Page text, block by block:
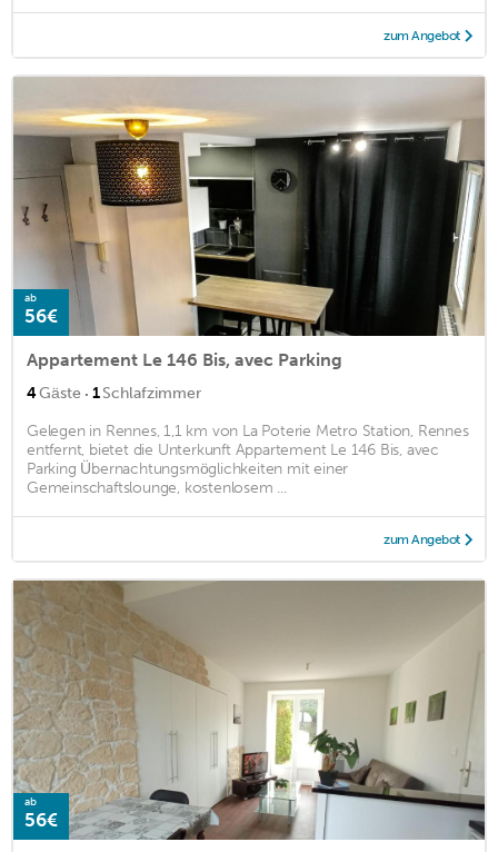
zum Angebot
ab
56€
Appartement Le 146 Bis, avec Parking
4Gäste · 1Schlafzimmer
Gelegen in Rennes, 1,1 km von La Poterie Metro Station, Rennes
entfernt, bietet die Unterkunft Appartement Le 146 Bis, avec
Parking Übernachtungsmöglichkeiten mit einer
Gemeinschaftslounge, kostenlosem ...
zum Angebot
ab
56€